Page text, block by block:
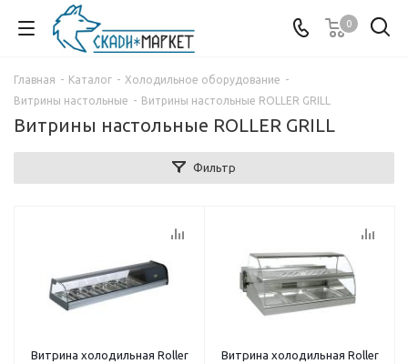
0
Главная - Каталог - Холодильное оборудование -
Витрины настольные - Витрины настольные ROLLER GRILL
Витрины настольные ROLLER GRILL
Фильтр
Витрина холодильная Roller
Витрина холодильная Roller